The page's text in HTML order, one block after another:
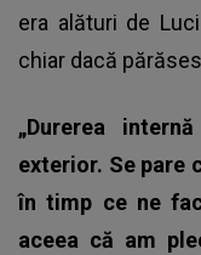
era alături de
chiar dacă
„Durerea
exterior. Se pare
în timp ce ne
aceea că am